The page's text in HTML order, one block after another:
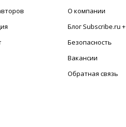
О компании
Блог Subscribe.ru +
Безопасность
Вакансии
Обратная связь